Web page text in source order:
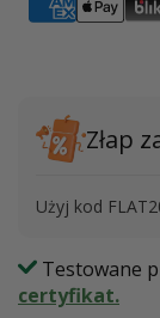
Złap
Użyj kod
Testowane
certyfikat.